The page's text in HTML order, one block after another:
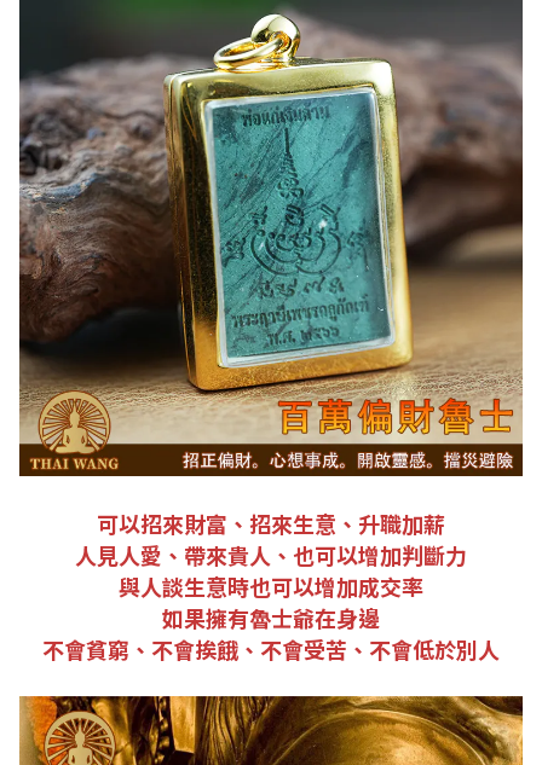
可以招來財富、招來生意、升職加薪
人見人愛、帶來貴人、也可以增加判斷力
與人談生意時也可以增加成交率
如果擁有魯士爺在身邊
不會貧窮、不會挨餓、不會受苦、不會低於別人